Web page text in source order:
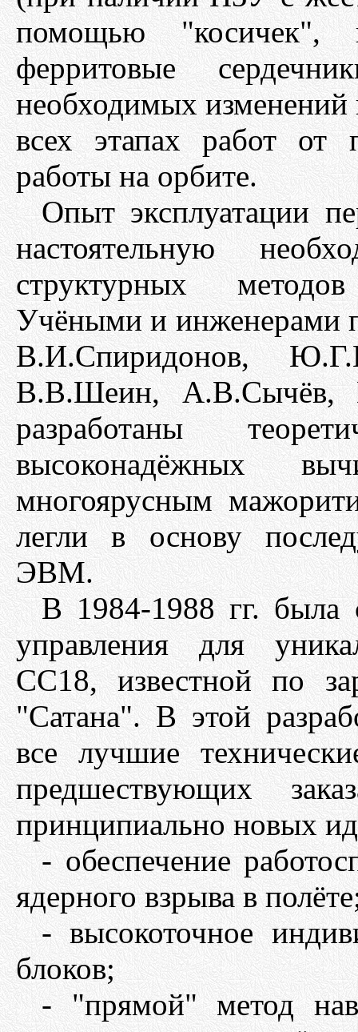
помощью "косичек",
ферритовые
необходимых изменений
всех этапах работ от
работы на орбите.
Опыт эксплуатации
настоятельную
структурных
Учёными и инженерами
В.И.Спиридонов,
В.В.Шеин, А.В.Сычёв,
разработаны
высоконадёжных
многоярусным
легли в основу
ЭВМ.
В 1984-1988 гг. была
управления для
СС18, известной по
"Сатана". В этой
все лучшие
предшествующих
принципиально новых
- обеспечение
ядерного взрыва в
- высокоточное
блоков;
- "прямой" метод